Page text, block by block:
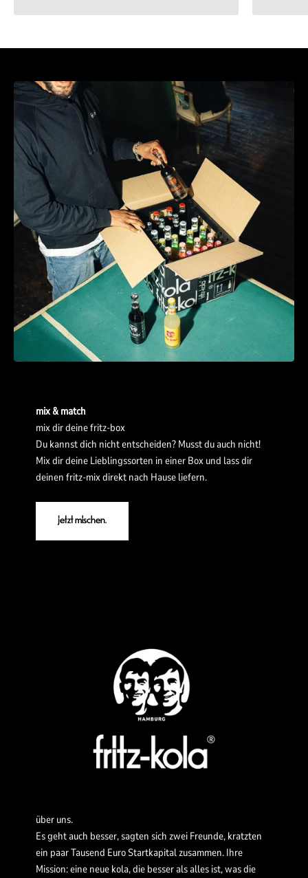
mix & match
mix dir deine fritz-box
Du kannst dich nicht entscheiden? Musst du auch nicht!
Mix dir deine Lieblingssorten in einer Box und lass dir
deinen fritz-mix direkt nach Hause liefern.
jetzt mischen.
über uns.
Es geht auch besser, sagten sich zwei Freunde, kratzten
ein paar Tausend Euro Startkapital zusammen. Ihre
Mission: eine neue kola, die besser als alles ist, was die